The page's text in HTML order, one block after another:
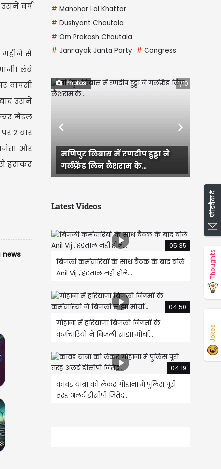
वर्ष
महीने से
लंबे
वापसी
उसने
मैडल
2 बार
और
हराकर
news
# Manohar Lal Khattar
# Dushyant Chautala
# Om Prakash Chautala
# Jannayak Janta Party # Congress
Photos 1/10
मणिपुर लिबास में रणदीप हुड्डा ने
गर्लफ्रेंड लिन लैशराम के...
राजस्थान में हुई
Previous Next
Latest Videos
05:35
बिजली कर्मचारियों के साथ बैठक के बाद बोले
Anil Vij ,'हड़ताल नहीं होने...
04:50
गोहाना में हरियाणा बिजली निगमों के
कर्मचारियों ने बिजली सांझा मोर्चा...
04:19
कांवड़ यात्रा को लेकर गोहाना मे पुलिस पूरी
तरह अलर्ट डीसीपी जितेंद्र...
फीडबैक दें
Thoughts
Jokes